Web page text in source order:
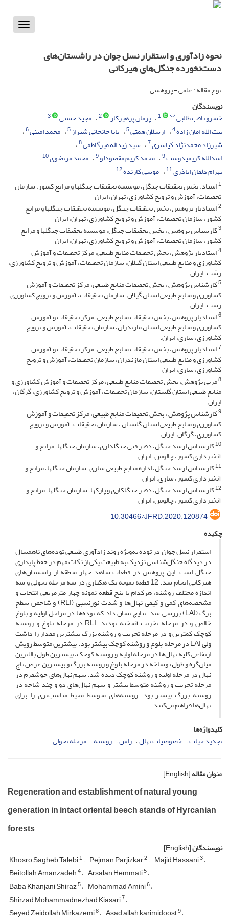
Toggle
نحوه زادآوری و استقرار نسل جوان در راشستان‌های
دست‌نخورده جنگل‌های هیرکانی
نوع مقاله : علمی - پژوهشی
نویسندگان
خسرو ثاقب طالبی
1 پژمان پرهیزکار 2 مجید حسنی 3
بیت الله امان زاده4 ارسلان همتی5 بابا خانجانی شیراز5 محمد امینی6
شیرزاد محمدنژاد کیاسری7 سید زیداله میرگاظمی8
اسدالله کریمیدوست9 محمد کریم مقصودلو9 محمد مرتضوی10
بهرام دلفان اباذری11 موسی کارنده12
1استاد، بخش تحقیقات جنگل، موسسه تحقیقات جنگلها و مراتع کشور، سازمان
تحقیقات، آموزش و ترویج کشاورزی، تهران، ایران
2استادیار پژوهش، بخش تحقیقات جنگل، موسسه تحقیقات جنگلها و مراتع
کشور، سازمان تحقیقات، آموزش و ترویج کشاورزی، تهران، ایران
3کارشناس پژوهش ، بخش تحقیقات جنگل، موسسه تحقیقات جنگلها و مراتع
کشور، سازمان تحقیقات، آموزش و ترویج کشاورزی، تهران، ایران
4استادیار پژوهش، بخش تحقیقات منابع طبیعی، مرکز تحقیقات و آموزش
کشاورزی و منابع طبیعی استان گیلان، سازمان تحقیقات، آموزش و ترویج کشاورزی،
رشت، ایران
5کارشناس پژوهش ، بخش تحقیقات منابع طبیعی، مرکز تحقیقات و آموزش
کشاورزی و منابع طبیعی استان گیلان، سازمان تحقیقات، آموزش و ترویج کشاورزی،
رشت، ایران
6استادیار پژوهش، بخش تحقیقات منابع طبیعی، مرکز تحقیقات و آموزش
کشاورزی و منابع طبیعی استان مازندران، سازمان تحقیقات، آموزش و ترویج
کشاورزی، ساری، ایران.
7استادیار پژوهش، بخش تحقیقات منابع طبیعی، مرکز تحقیقات و آموزش
کشاورزی و منابع طبیعی استان مازندران، سازمان تحقیقات، آموزش و ترویج
کشاورزی، ساری، ایران
8مربی پژوهش، بخش تحقیقات منابع طبیعی، مرکز تحقیقات و آموزش کشاورزی و
منابع طبیعی استان گلستان، سازمان تحقیقات، آموزش و ترویج کشاورزی، گرگان،
ایران
9کارشناس پژوهش ، بخش تحقیقات منابع طبیعی، مرکز تحقیقات و آموزش
کشاورزی و منابع طبیعی استان گلستان ، سازمان تحقیقات، آموزش و ترویج
کشاورزی، گرگان، ایران
10کارشناس ارشد جنگل، دفتر فنی جنگلداری، سازمان جنگلها، مراتع و
آبخیزداری کشور، چالوس، ایران.
11کارشناس ارشد جنگل، اداره منابع طبیعی ساری، سازمان جنگلها، مراتع و
آبخیزداری کشور، ساری، ایران
12کارشناس ارشد جنگل، دفتر جنگلکاری و پارکها، سازمان جنگلها، مراتع و
آبخیزداری کشور، چالوس، ایران
10.30466/JFRD.2020.120874
چکیده
استقرار نسل جوان در توده به‌ویژه روند زادآوری طبیعی توده‌های ناهمسال
در دیدگاه جنگل‌شناسی نزدیک به طبیعت یکی از نکات مهم در حفظ پایداری
جنگل است. این پژوهش در قطعات شاهد چهار منطقه از راشستان‌های
هیرکانی انجام شد. 12 قطعه نمونه یک هکتاری در سه مرحله تحولی و سه
اندازه مختلف روشنه، هرکدام با پنج قطعه نمونه چهار مترمربعی انتخاب و
مشخصه‌های کمی و کیفی نهال‌ها و شدت نورنسبی (RLI) و شاخص سطح
برگ (LAI) بررسی شد. نتایج نشان داد که توده‌ها در مراحل اولیه و بلوغ
خالص و در مرحله تخریب آمیخته بودند. RLI در مرحله بلوغ و روشنه
کوچک کمترین و در مرحله تخریب و روشنه بزرگ بیشترین مقدار را داشت
ولی LAI در مرحله بلوغ و روشنه کوچک بیشتر بود. بیشترین متوسط رویش
ارتفاعی کلیه نهال‌ها در مرحله اولیه و روشنه کوچک، بیشترین طول بالاترین
میان‌گره و طول نوشاخه در مرحله بلوغ و روشنه بزرگ و بیشترین عرض تاج
نهال در مرحله اولیه و روشنه کوچک دیده شد. سهم نهال‌های خوش­فرم در
مرحله تخریب و روشنه متوسط بیشتر و سهم نهال‌های دو و چند شاخه در
روشنه بزرگ بیشتر بود. روشنه‌های متوسط محیط مناسب‌تری را برای
نهال‌ها فراهم می‌کنند.
کلیدواژه‌ها
تجدید حیات خصوصیات نهال راش روشنه مرحله تحولی
عنوان مقاله[English]
Regeneration and establishment of natural young
generation in intact oriental beech stands of Hyrcanian
forests
نویسندگان[English]
Khosro Sagheb Talebi1 Pejman Parjizkar2 Majid Hassani3
Beitollah Amanzadeh4 Arsalan Hemmati5
Baba Khanjani Shiraz5 Mohammad Amini6
Shirzad Mohammadnezhad Kiasari7
Seyed Zeidollah Mirkazemi8 Asad allah karimidoost9